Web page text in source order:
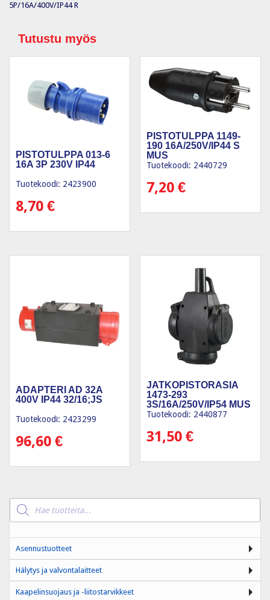
5P/16A/400V/IP44 R
Tutustu myös
PISTOTULPPA 013-6
16A 3P 230V IP44
Tuotekoodi: 2423900
8,70 €
PISTOTULPPA 1149-
190 16A/250V/IP44 S
MUS
Tuotekoodi: 2440729
7,20€
ADAPTERI AD 32A
400V IP44 32/16;JS
Tuotekoodi: 2423299
96,60 €
JATKOPISTORASIA
1473-293
3S/16A/250V/IP54 MUS
Tuotekoodi: 2440877
31,50€
Products
search
Asennustuotteet
Hälytys ja valvontalaitteet
Kaapelinsuojaus ja -liitostarvikkeet